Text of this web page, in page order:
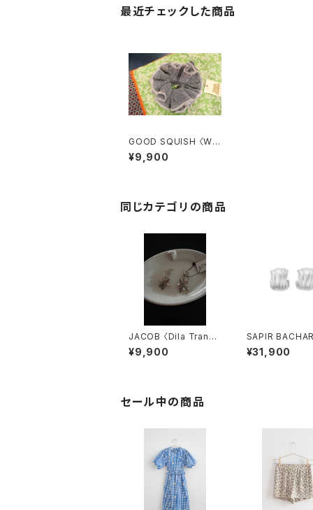
最近チェックした商品
GOOD SQUISH 〈WIL
DER PARTY SQUIS
H〉
¥9,900
同じカテゴリの商品
JACOB 〈Dila Transp
arent〉5.5
¥9,900
SAPIR BACHAR 〈
REVER MINI
〉
¥31,900
セール中の商品